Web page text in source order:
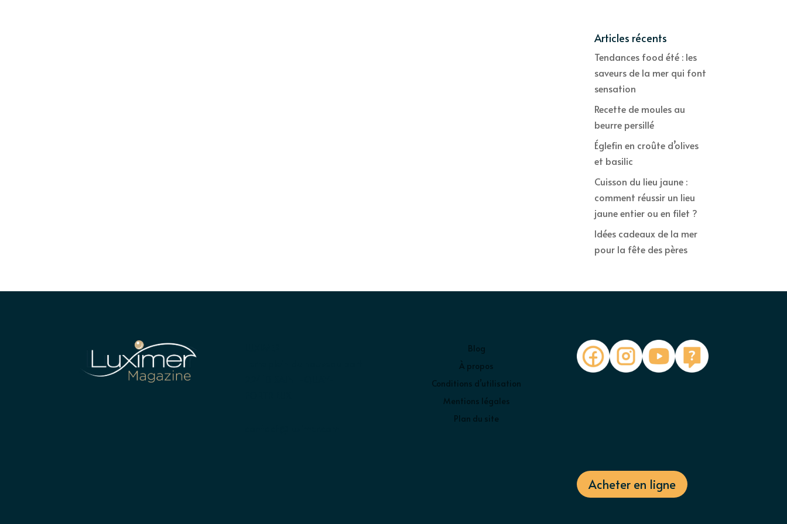
Articles récents
Tendances food été : les
saveurs de la mer qui font
sensation
Recette de moules au
beurre persillé
Églefin en croûte d’olives
et basilic
Cuisson du lieu jaune :
comment réussir un lieu
jaune entier ou en filet ?
Idées cadeaux de la mer
pour la fête des pères
Blog
À propos
Conditions d’utilisation
Mentions légales
Plan du site
Acheter en ligne